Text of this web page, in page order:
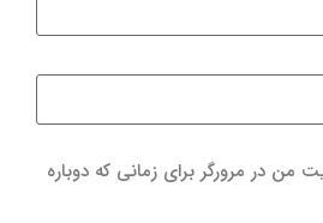
من در مرورگر برای زمانی که دوباره